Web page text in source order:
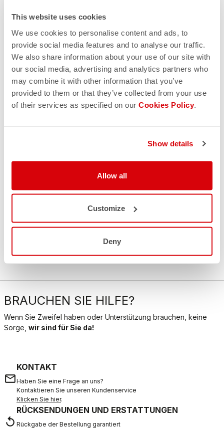
This website uses cookies
We use cookies to personalise content and ads, to
provide social media features and to analyse our traffic.
We also share information about your use of our site with
our social media, advertising and analytics partners who
may combine it with other information that you’ve
provided to them or that they’ve collected from your use
of their services as specified on our Cookies Policy.
Show details
Allow all
Customize
Deny
BRAUCHEN SIE HILFE?
Wenn Sie Zweifel haben oder Unterstützung brauchen, keine
Sorge, wir sind für Sie da!
email
KONTAKT
Haben Sie eine Frage an uns?
Kontaktieren Sie unseren Kundenservice
Klicken Sie hier.
replay
RÜCKSENDUNGEN UND ERSTATTUNGEN
Rückgabe der Bestellung garantiert